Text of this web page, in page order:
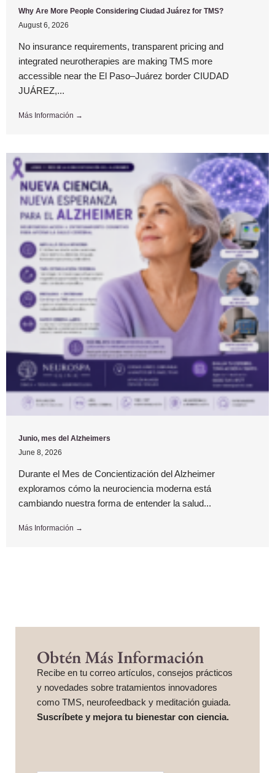
Why Are More People Considering Ciudad Juárez for TMS?
August 6, 2026
No insurance requirements, transparent pricing and
integrated neurotherapies are making TMS more
accessible near the El Paso–Juárez border CIUDAD
JUÁREZ,...
Más Información →
Junio, mes del Alzheimers
June 8, 2026
Durante el Mes de Concientización del Alzheimer
exploramos cómo la neurociencia moderna está
cambiando nuestra forma de entender la salud...
Más Información →
Obtén Más Información
Recibe en tu correo artículos, consejos prácticos
y novedades sobre tratamientos innovadores
como TMS, neurofeedback y meditación guiada.
Suscríbete y mejora tu bienestar con ciencia.